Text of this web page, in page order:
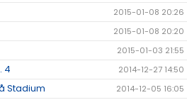
2015-01-08 20:26
2015-01-08 20:20
2015-01-03 21:55
4 2014-12-27 14:50
Stadium 2014-12-05 16:05